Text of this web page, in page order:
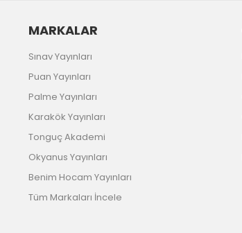
MARKALAR
Sınav Yayınları
Puan Yayınları
Palme Yayınları
Karakök Yayınları
Tonguç Akademi
Okyanus Yayınları
Benim Hocam Yayınları
Tüm Markaları İncele